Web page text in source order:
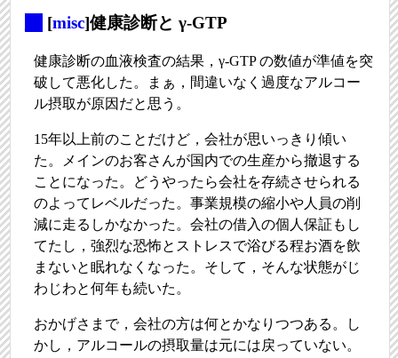
[misc]健康診断と γ-GTP
健康診断の血液検査の結果，γ-GTP の数値が準値を突
破して悪化した。まぁ，間違いなく過度なアルコー
ル摂取が原因だと思う。
15年以上前のことだけど，会社が思いっきり傾い
た。メインのお客さんが国内での生産から撤退する
ことになった。どうやったら会社を存続させられる
のよってレベルだった。事業規模の縮小や人員の削
減に走るしかなかった。会社の借入の個人保証もし
てたし，強烈な恐怖とストレスで浴びる程お酒を飲
まないと眠れなくなった。そして，そんな状態がじ
わじわと何年も続いた。
おかげさまで，会社の方は何とかなりつつある。し
かし，アルコールの摂取量は元には戻っていない。